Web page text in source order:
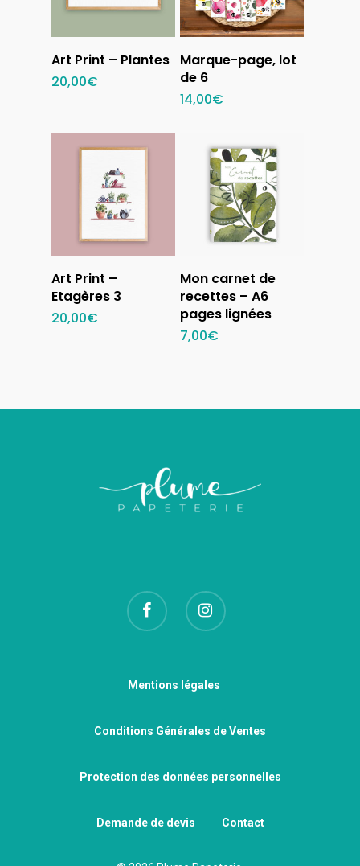
Ajouter au
Art Print – Plantes
20,00€
Sélectionner
des options
Marque-page, lot
de 6
14,00€
Ajouter au
panier
Art Print –
Etagères 3
20,00€
Ajouter au
panier
Mon carnet de
recettes – A6
pages lignées
7,00€
Mentions légales
Conditions Générales de Ventes
Protection des données personnelles
Demande de devis Contact